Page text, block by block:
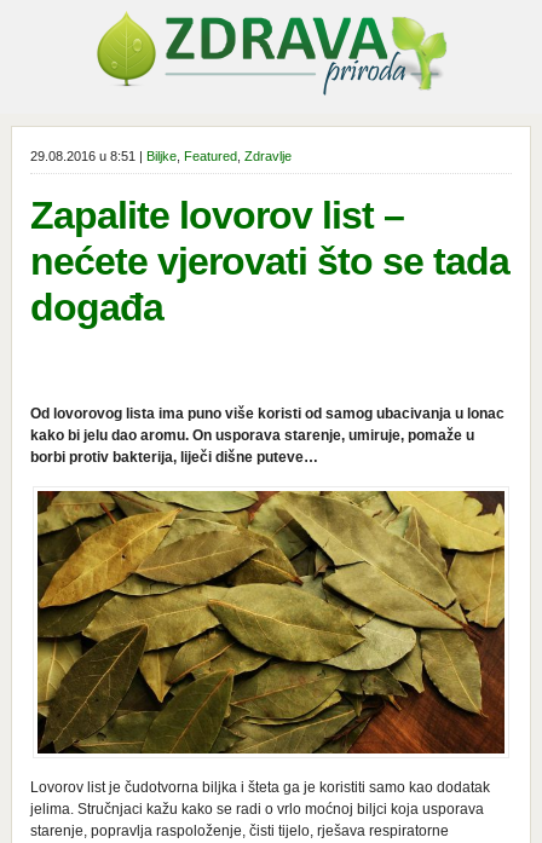
29.08.2016 u 8:51 | Biljke, Featured, Zdravlje
Zapalite lovorov list –
nećete vjerovati što se tada
događa
Od lovorovog lista ima puno više koristi od samog ubacivanja u lonac
kako bi jelu dao aromu. On usporava starenje, umiruje, pomaže u
borbi protiv bakterija, liječi dišne puteve…
Lovorov list je čudotvorna biljka i šteta ga je koristiti samo kao dodatak
jelima. Stručnjaci kažu kako se radi o vrlo moćnoj biljci koja usporava
starenje, popravlja raspoloženje, čisti tijelo, rješava respiratorne